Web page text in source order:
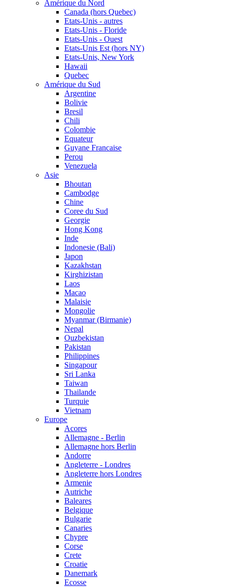
Amérique du Nord
Canada (hors Quebec)
Etats-Unis - autres
Etats-Unis - Floride
Etats-Unis - Ouest
Etats-Unis Est (hors NY)
Etats-Unis, New York
Hawaii
Quebec
Amérique du Sud
Argentine
Bolivie
Bresil
Chili
Colombie
Equateur
Guyane Francaise
Perou
Venezuela
Asie
Bhoutan
Cambodge
Chine
Coree du Sud
Georgie
Hong Kong
Inde
Indonesie (Bali)
Japon
Kazakhstan
Kirghizistan
Laos
Macao
Malaisie
Mongolie
Myanmar (Birmanie)
Nepal
Ouzbekistan
Pakistan
Philippines
Singapour
Sri Lanka
Taiwan
Thailande
Turquie
Vietnam
Europe
Acores
Allemagne - Berlin
Allemagne hors Berlin
Andorre
Angleterre - Londres
Angleterre hors Londres
Armenie
Autriche
Baleares
Belgique
Bulgarie
Canaries
Chypre
Corse
Crete
Croatie
Danemark
Ecosse